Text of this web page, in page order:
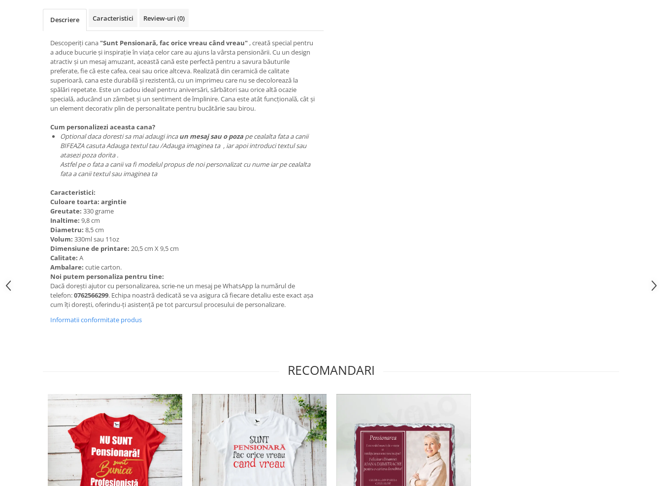
Descriere Caracteristici Review-uri (0)
Descoperiți cana "Sunt Pensionară, fac orice vreau când vreau" , creată special pentru
a aduce bucurie și inspirație în viața celor care au ajuns la vârsta pensionării. Cu un design
atractiv și un mesaj amuzant, această cană este perfectă pentru a savura băuturile
preferate, fie că este cafea, ceai sau orice altceva. Realizată din ceramică de calitate
superioară, cana este durabilă și rezistentă, cu un imprimeu care nu se decolorează la
spălări repetate. Este un cadou ideal pentru aniversări, sărbători sau orice altă ocazie
specială, aducând un zâmbet și un sentiment de împlinire. Cana este atât funcțională, cât și
un element decorativ plin de personalitate pentru bucătărie sau birou.
Cum personalizezi aceasta cana?
Optional daca doresti sa mai adaugi incaun mesaj sau o poza pe cealalta fata a canii
BIFEAZA casuta Adauga textul tau /Adauga imaginea ta , iar apoi introduci textul sau
atasezi poza dorita .
Astfel pe o fata a canii va fi modelul propus de noi personalizat cu nume iar pe cealalta
fata a canii textul sau imaginea ta
Caracteristici:
Culoare toarta: argintie
Greutate: 330 grame
Inaltime: 9,8 cm
Diametru: 8,5 cm
Volum: 330ml sau 11oz
Dimensiune de printare: 20,5 cm X 9,5 cm
Calitate: A
Ambalare: cutie carton.
Noi putem personaliza pentru tine:
Dacă dorești ajutor cu personalizarea, scrie-ne un mesaj pe WhatsApp la numărul de
telefon:0762566299. Echipa noastră dedicată se va asigura că fiecare detaliu este exact așa
cum îți dorești, oferindu-ți asistență pe tot parcursul procesului de personalizare.
Informatii conformitate produs
RECOMANDARI